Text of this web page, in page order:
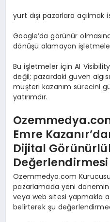
yurt dışı pazarlara
Google’da görünür
dönüşü alamayan
Bu işletmeler için AI
değil; pazardaki güven
müşteri kazanım sürecini
yatırımdır.
Emre
Dijital
Değerlendirmesi
Ozemmedya.com Kurucusu
pazarlamada yeni
veya web sitesi yapmakla
belirterek şu